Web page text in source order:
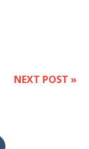
NEXT POST »